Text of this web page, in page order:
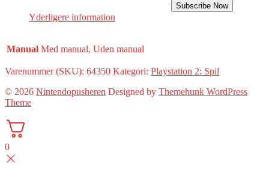
Subscribe Now
Yderligere information
Manual Med manual, Uden manual
Varenummer (SKU): 64350 Kategori: Playstation 2: Spil
© 2026 Nintendopusheren Designed by Themehunk WordPress
Theme
0